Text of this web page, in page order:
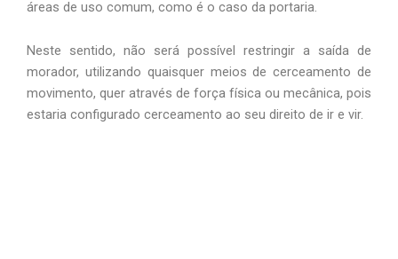
áreas de uso comum, como é o caso da portaria.
Neste sentido, não será possível restringir a saída de
morador, utilizando quaisquer meios de cerceamento de
movimento, quer através de força física ou mecânica, pois
estaria configurado cerceamento ao seu direito de ir e vir.